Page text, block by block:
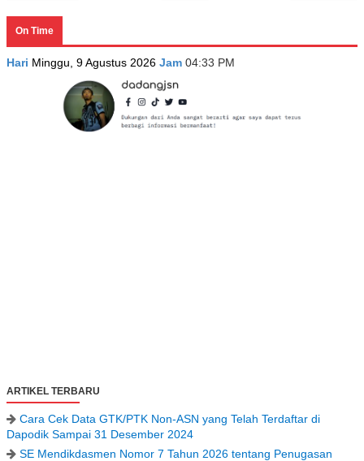
On Time
Hari Minggu, 9 Agustus 2026 Jam 04:33 PM
ARTIKEL TERBARU
Cara Cek Data GTK/PTK Non-ASN yang Telah Terdaftar di
Dapodik Sampai 31 Desember 2024
SE Mendikdasmen Nomor 7 Tahun 2026 tentang Penugasan